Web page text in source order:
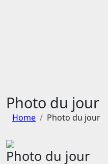
Photo du jour
Home Photo du jour
Photo du jour